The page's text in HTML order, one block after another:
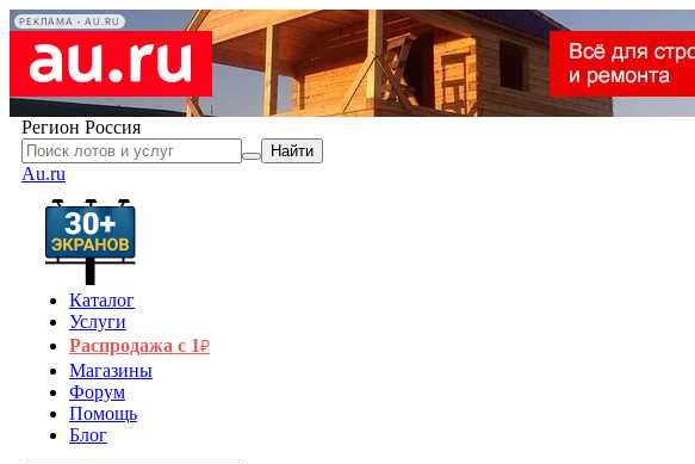
РЕКЛАМА • AU.RU
Регион Россия
Найти
Au.ru
Каталог
Услуги
Распродажа с 1₽
Магазины
Форум
Помощь
Блог